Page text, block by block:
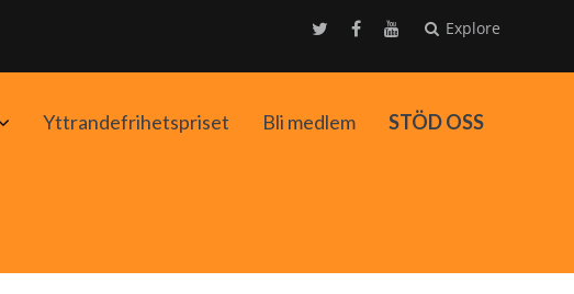
Explore
AvaaYttrandefrihetspriset Bli medlem STÖD OSS